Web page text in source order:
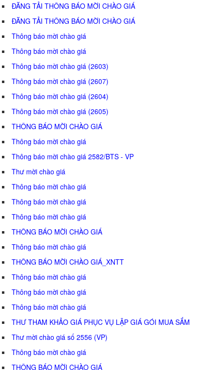
ĐĂNG TẢI THÔNG BÁO MỜI CHÀO GIÁ
ĐĂNG TẢI THÔNG BÁO MỜI CHÀO GIÁ
Thông báo mời chào giá
Thông báo mời chào giá
Thông báo mời chào giá (2603)
Thông báo mời chào giá (2607)
Thông báo mời chào giá (2604)
Thông báo mời chào giá (2605)
THÔNG BÁO MỜI CHÀO GIÁ
Thông báo mời chào giá
Thông báo mời chào giá 2582/BTS - VP
Thư mời chào giá
Thông báo mời chào giá
Thông báo mời chào giá
Thông báo mời chào giá
THÔNG BÁO MỜI CHÀO GIÁ
Thông báo mời chào giá
THÔNG BÁO MỜI CHÀO GIÁ_XNTT
Thông báo mời chào giá
Thông báo mời chào giá
Thông báo mời chào giá
THƯ THAM KHẢO GIÁ PHỤC VỤ LẬP GIÁ GÓI MUA SẮM
Thư mời chào giá số 2556 (VP)
Thông báo mời chào giá
THÔNG BÁO MỜI CHÀO GIÁ